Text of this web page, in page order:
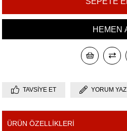
TAVSIYE ET YORUM YAZ
ÜRÜN ÖZELLIKLERI